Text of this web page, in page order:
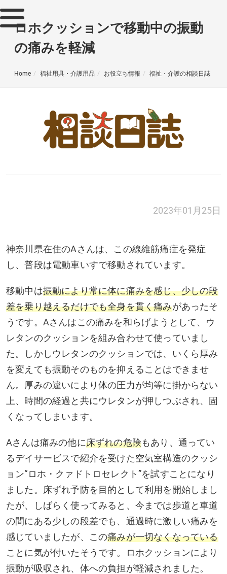
ロホクッションで移動中の振動
の痛みを軽減
Home 福祉用具・介護用品 お役立ち情報 福祉・介護の相談日誌
2023年01月25日
神奈川県在住のAさんは、この線維筋痛症を発症
し、普段は電動車いすで移動されています。
移動中は振動により常に体に痛みを感じ、少しの段
差を乗り越えるだけでも全身を貫く痛みがあったそ
うです。Aさんはこの痛みを和らげようとして、ウ
レタンのクッションを組み合わせて使っていまし
た。しかしウレタンのクッションでは、いくら厚み
を変えても振動そのものを抑えることはできませ
ん。厚みの違いにより体の圧力が均等に掛からない
上、時間の経過と共にウレタンが押しつぶされ、固
くなってしまいます。
Aさんは痛みの他に床ずれの危険もあり、通ってい
るデイサービスで紹介を受けた空気室構造のクッシ
ョン“ロホ・クァドトロセレクト”を試すことになり
ました。床ずれ予防を目的として利用を開始しまし
たが、しばらく使ってみると、今までは歩道と車道
の間にある少しの段差でも、通過時に激しい痛みを
感じていましたが、この痛みが一切なくなっている
ことに気が付いたそうです。ロホクッションにより
振動が吸収され、体への負担が軽減されました。